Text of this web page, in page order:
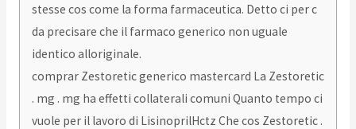
stesse cos come la forma farmaceutica. Detto ci per c
da precisare che il farmaco generico non uguale
identico alloriginale.
comprar Zestoretic generico mastercard La Zestoretic
. mg . mg ha effetti collaterali comuni Quanto tempo ci
vuole per il lavoro di LisinoprilHctz Che cos Zestoretic .